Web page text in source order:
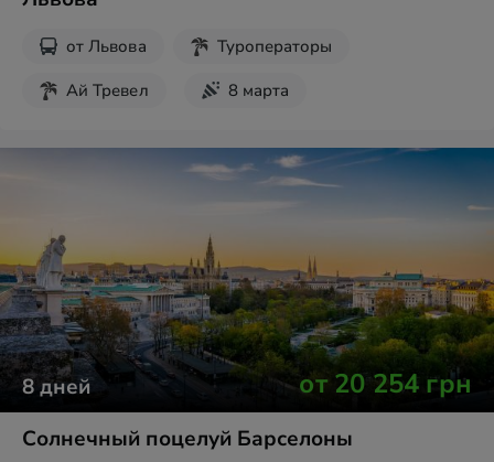
от Львова
Туроператоры
Ай Тревел
8 марта
Шопинг
8дней от 20 254 грн
Солнечный поцелуй Барселоны